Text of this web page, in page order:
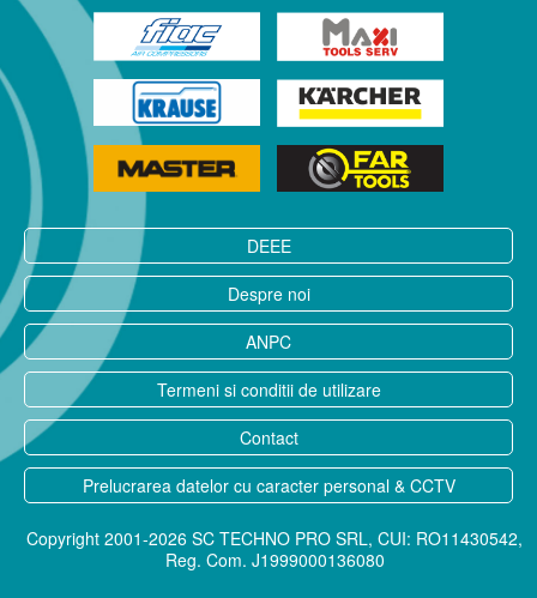
DEEE
Despre noi
ANPC
Termeni si conditii de utilizare
Contact
Prelucrarea datelor cu caracter personal & CCTV
Copyright 2001-2026 SC TECHNO PRO SRL, CUI: RO11430542,
Reg. Com. J1999000136080